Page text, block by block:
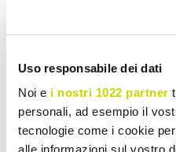
Uso responsabile dei dati
Noi e i nostri 1022 partner
personali, ad esempio il
tecnologie come i cookie
alle informazioni sul vostro